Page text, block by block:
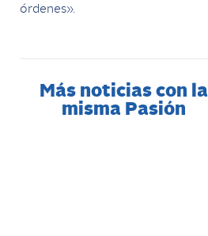
órdenes».
Más noticias con la
misma Pasión